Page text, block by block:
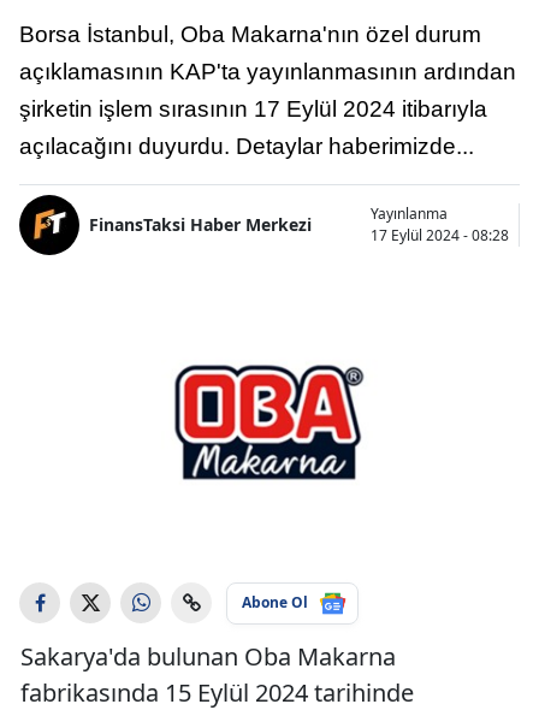
Borsa İstanbul, Oba Makarna'nın özel durum
açıklamasının KAP'ta yayınlanmasının ardından
şirketin işlem sırasının 17 Eylül 2024 itibarıyla
açılacağını duyurdu. Detaylar haberimizde...
FinansTaksi Haber Merkezi
Yayınlanma
17 Eylül 2024 - 08:28
Abone Ol
Sakarya'da bulunan Oba Makarna
fabrikasında 15 Eylül 2024 tarihinde